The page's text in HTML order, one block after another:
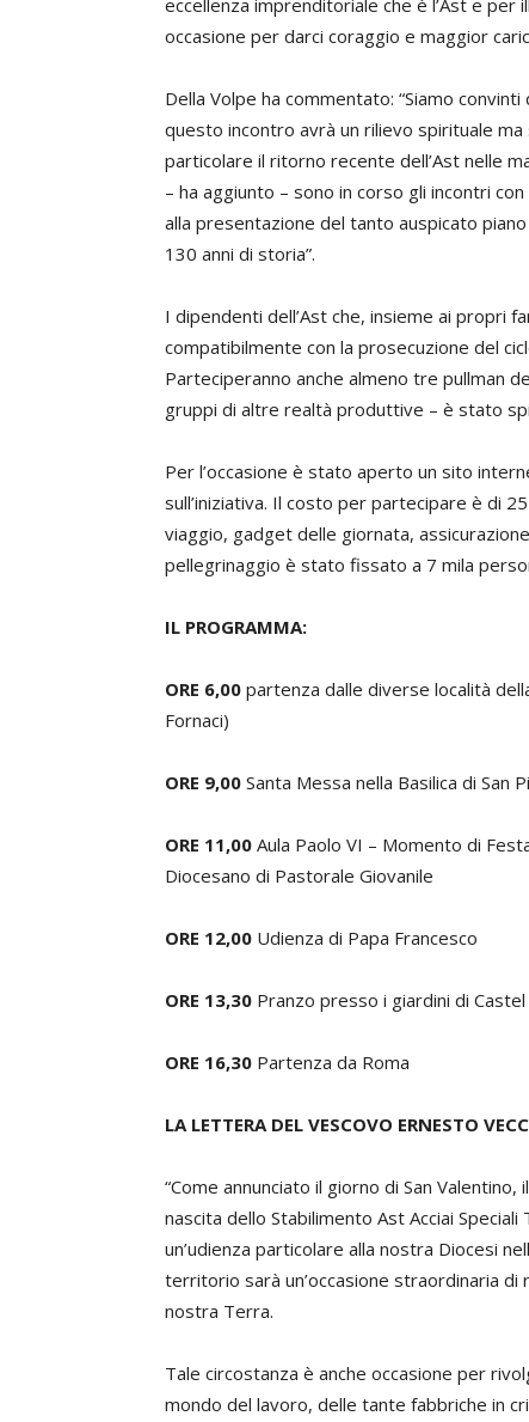
eccellenza imprenditoriale che è l’Ast e
occasione per darci coraggio e maggior
Della Volpe ha commentato: “Siamo
questo incontro avrà un rilievo spirituale
particolare il ritorno recente dell’Ast nelle
– ha aggiunto – sono in corso gli incontri
alla presentazione del tanto auspicato
130 anni di storia”.
I dipendenti dell’Ast che, insieme ai propri
compatibilmente con la prosecuzione del
Parteciperanno anche almeno tre pullman
gruppi di altre realtà produttive – è stato
Per l’occasione è stato aperto un sito
sull’iniziativa. Il costo per partecipare è di
viaggio, gadget delle giornata,
pellegrinaggio è stato fissato a 7 mila
IL PROGRAMMA:
ORE 6,00 partenza dalle diverse località
Fornaci)
ORE 9,00 Santa Messa nella Basilica di San
ORE 11,00 Aula Paolo VI – Momento di
Diocesano di Pastorale Giovanile
ORE 12,00 Udienza di Papa Francesco
ORE 13,30 Pranzo presso i giardini di Castel
ORE 16,30 Partenza da Roma
LA LETTERA DEL VESCOVO ERNESTO
“Come annunciato il giorno di San
nascita dello Stabilimento Ast Acciai
un’udienza particolare alla nostra Diocesi
territorio sarà un’occasione straordinaria di
nostra Terra.
Tale circostanza è anche occasione per
mondo del lavoro, delle tante fabbriche in